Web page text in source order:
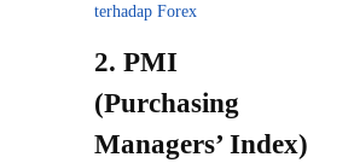
terhadap Forex
2. PMI
(Purchasing
Managers’ Index)